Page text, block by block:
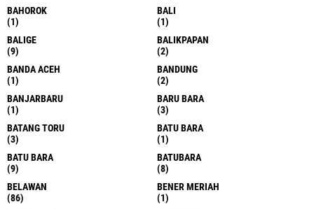
BAHOROK
(1)
BALI
(1)
BALIGE
(9)
BALIKPAPAN
(2)
BANDA ACEH
(1)
BANDUNG
(2)
BANJARBARU
(1)
BARU BARA
(3)
BATANG TORU
(3)
BATU BARA
(1)
BATU BARA
(9)
BATUBARA
(8)
BELAWAN
(86)
BENER MERIAH
(1)